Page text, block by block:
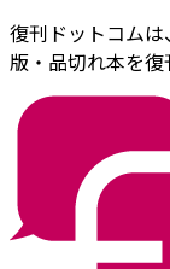
復刊ドットコム
版・品切れ本を復